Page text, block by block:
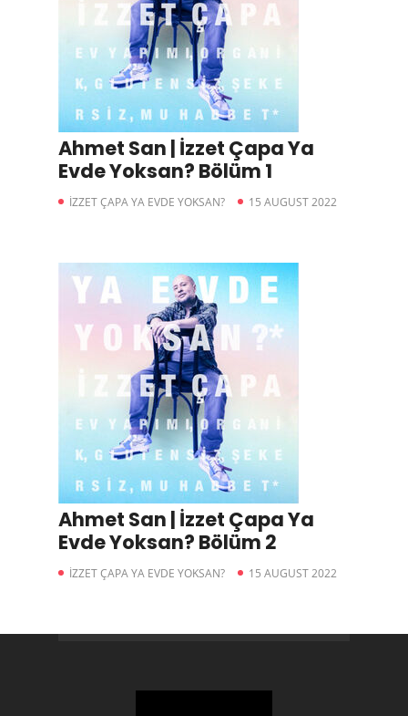
Ahmet San | İzzet Çapa Ya
Evde Yoksan? Bölüm 1
İZZET ÇAPA YA EVDE YOKSAN? 15 AUGUST 2022
Ahmet San | İzzet Çapa Ya
Evde Yoksan? Bölüm 2
İZZET ÇAPA YA EVDE YOKSAN? 15 AUGUST 2022